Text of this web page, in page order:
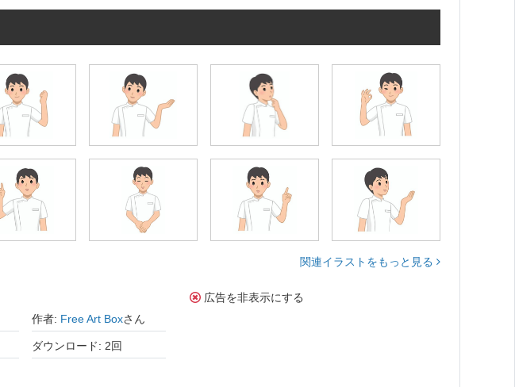
関連イラストをもっと見る
作者: Free Art Boxさん
ダウンロード: 2回
広告を非表示にする